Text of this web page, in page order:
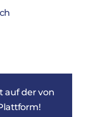
auf der von